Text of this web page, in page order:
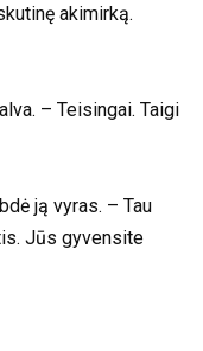
akimirką.
– Teisingai. Taigi
ją vyras. – Tau
Jūs gyvensite